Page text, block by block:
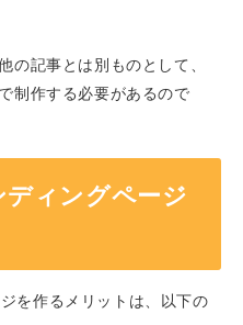
の記事とは別ものとして、
制作する必要があるので
ィングページ
を作るメリットは、以下の